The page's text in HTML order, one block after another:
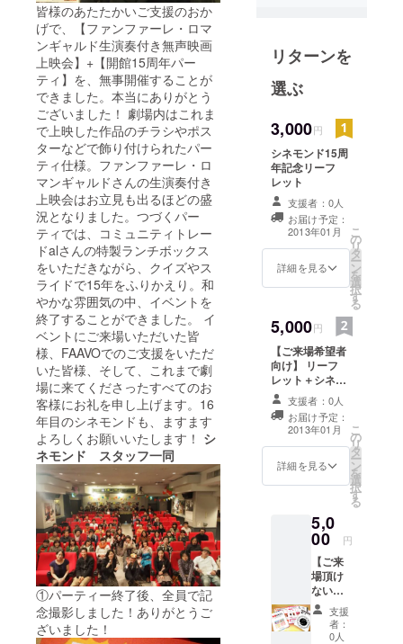
皆様のあたたかいご支援のおか
げで、【ファンファーレ・ロマ
ンギャルド生演奏付き無声映画
上映会】+【開館15周年パー
ティ】を、無事開催することが
できました。本当にありがとう
ございました！ 劇場内はこれま
で上映した作品のチラシやポス
ターなどで飾り付けられたパー
ティ仕様。ファンファーレ・ロ
マンギャルドさんの生演奏付き
上映会はお立見も出るほどの盛
況となりました。つづくパー
ティでは、コミュニティトレー
ドalさんの特製ランチボックス
をいただきながら、クイズやス
ライドで15年をふりかえり。和
やかな雰囲気の中、イベントを
終了することができました。 イ
ベントにご来場いただいた皆
様、FAAVOでのご支援をいただ
いた皆様、そして、これまで劇
場に来てくださったすべてのお
客様にお礼を申し上げます。16
年目のシネモンドも、ますます
よろしくお願いいたします！ シ
ネモンド スタッフ一同
①パーティー終了後、全員で記
念撮影しました！ありがとうご
ざいました！
界の映
画」。
世界じゅう
から、ひと
味違う、選
りすぐりの
作品を上映
していま
す。
シネモンド
代表：土肥
悦子（ど
こ）
1989年ユー
ロスペース
入社、買
付、宣伝を
担当。アッ
バス・キア
ロスタミや
レオス・カ
品を担当す
る。『そし
て映画はつ
づく』（晶
文社刊）企
画・翻訳。
リターンを
選ぶ
3,000円
シネモンド15周
年記念リーフ
レット
支援者：0人
お届け予定：
2013年01月
詳細を見る
こ
の
リ
タ
ー
ン
を
選
択
す
る
5,000円
【ご来場希望者
向け】 リーフ
レット＋シネモ
ンド招待券２枚
支援者：0人
お届け予定：
2013年01月
詳細を見る
こ
の
リ
タ
ー
ン
を
選
択
す
る
5,0
00 円
【ご来
場頂け
ない
方々向
け】
リーフ
支援
者：
0人